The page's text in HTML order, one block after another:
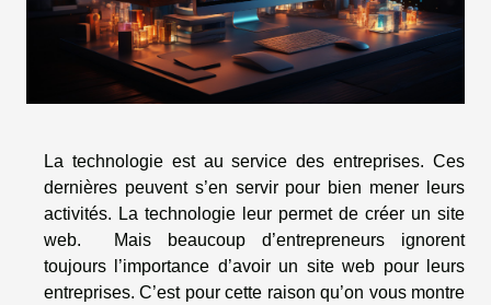
La technologie est au service des entreprises. Ces
dernières peuvent s’en servir pour bien mener leurs
activités. La technologie leur permet de créer un site
web. Mais beaucoup d’entrepreneurs ignorent
toujours l’importance d’avoir un site web pour leurs
entreprises. C’est pour cette raison qu’on vous montre